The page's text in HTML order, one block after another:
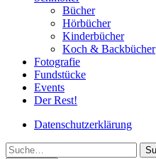
Bücher
Hörbücher
Kinderbücher
Koch & Backbücher
Fotografie
Fundstücke
Events
Der Rest!
Datenschutzerklärung
Suche